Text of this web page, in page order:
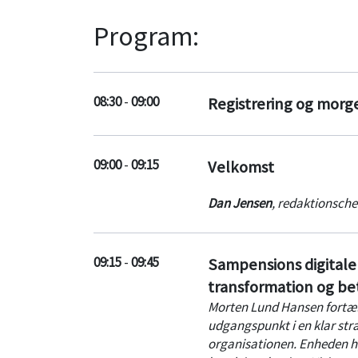
Program:
08:30-09:00 Registrering og
09:00-09:15 Velkomst
Dan Jensen,
09:15-09:45
Sampensions
transformation og
Morten Lund Hansen
udgangspunkt i en klar
organisationen. Enheden